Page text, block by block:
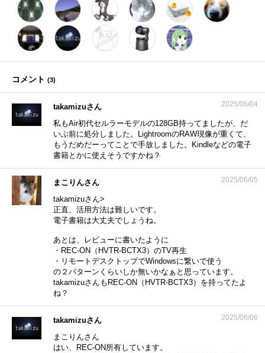
コメント (3)
takamizuさん 2025/06/04
私もAir初代セルラーモデルの128GB持ってましたが、だ
いぶ前に処分しました。LightroomのRAW現像が重くて、
もうだめだーってことで手放しました。Kindleなどの電子
書籍とかに使えそうですかね？
まこりんさん 2025/06/05
takamizuさん>
正直、活用方法は難しいです。
電子書籍は大丈夫でしょうね。
あとは、レビューに書いたように
・REC-ON（HVTR-BCTX3）のTV再生
・リモートデスクトップでWindowsに繋いで使う
の２パターンくらいしか無いかなぁと思っています。
takamizuさんもREC-ON（HVTR-BCTX3）を持ってたよ
ね？
takamizuさん 2025/06/06
まこりんさん
はい、REC-ON所有しています。